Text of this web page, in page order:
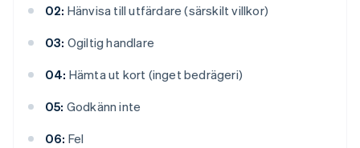
02: Hänvisa till utfärdare (särskilt villkor)
03: Ogiltig handlare
04: Hämta ut kort (inget bedrägeri)
05: Godkänn inte
06: Fel